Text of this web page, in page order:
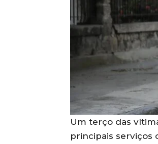
Um terço das
principais serviços